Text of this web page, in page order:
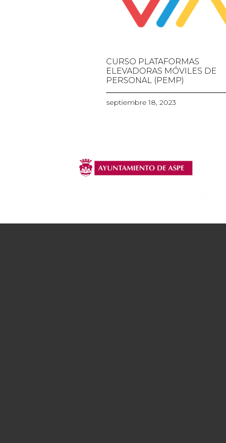
CURSO PLATAFORMAS
ELEVADORAS MÓVILES DE
PERSONAL (PEMP)
septiembre 18, 2023